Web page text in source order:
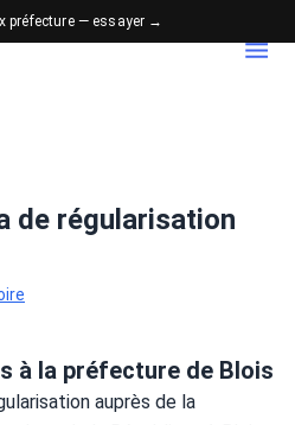
préfecture — essayer →
de régularisation
à la préfecture de Blois
auprès de la